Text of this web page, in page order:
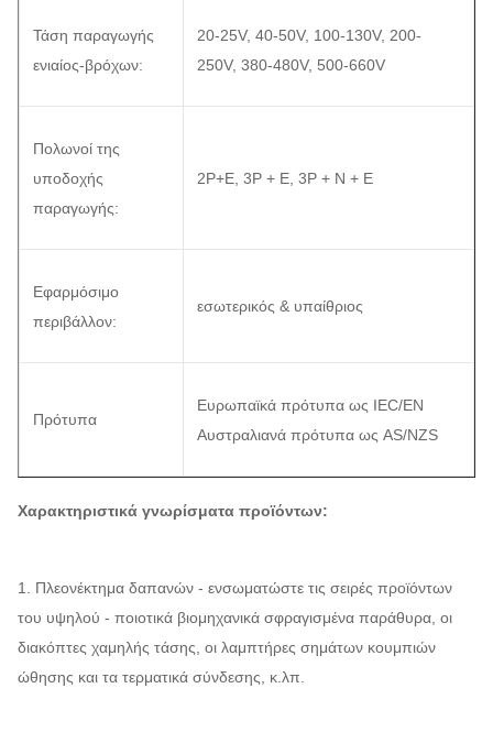
Τάση παραγωγής
ενιαίος-βρόχων:
20-25V, 40-50V, 100-130V, 200-
250V, 380-480V, 500-660V
Πολωνοί της
υποδοχής
παραγωγής:
2P+E, 3P + Ε, 3P + Ν + Ε
Εφαρμόσιμο
περιβάλλον:
εσωτερικός & υπαίθριος
Πρότυπα
Ευρωπαϊκά πρότυπα ως IEC/EN
Αυστραλιανά πρότυπα ως AS/NZS
Χαρακτηριστικά γνωρίσματα προϊόντων:
1. Πλεονέκτημα δαπανών - ενσωματώστε τις σειρές προϊόντων
του υψηλού - ποιοτικά βιομηχανικά σφραγισμένα παράθυρα, οι
διακόπτες χαμηλής τάσης, οι λαμπτήρες σημάτων κουμπιών
ώθησης και τα τερματικά σύνδεσης, κ.λπ.